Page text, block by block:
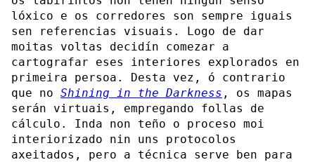
lóxico e os corredores son sempre iguais
sen referencias visuais. Logo de dar
moitas voltas decidín comezar a
cartografar eses interiores explorados en
primeira persoa. Desta vez, ó contrario
que no Shining in the Darkness , os mapas
serán virtuais, empregando follas de
cálculo. Inda non teño o proceso moi
interiorizado nin uns protocolos
axeitados, pero a técnica serve ben para